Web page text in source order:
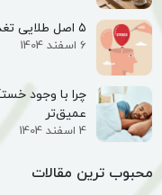
۵ اصل طلایی تغذیه سالم برای کنترل استرس
6 اسفند 1404
عمیق‌تر
4 اسفند 1404
محبوب ترین مقالات